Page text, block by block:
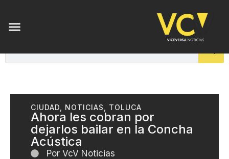
CIUDAD NOTICIAS TOLUCA
Ahora les cobran por
dejarlos bailar en la Concha
Acústica
Por VcV Noticias